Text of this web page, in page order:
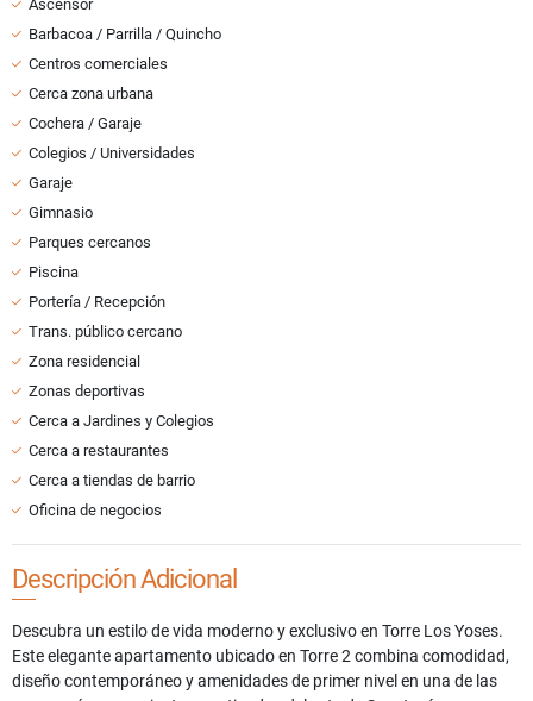
Ascensor
Barbacoa / Parrilla / Quincho
Centros comerciales
Cerca zona urbana
Cochera / Garaje
Colegios / Universidades
Garaje
Gimnasio
Parques cercanos
Piscina
Portería / Recepción
Trans. público cercano
Zona residencial
Zonas deportivas
Cerca a Jardines y Colegios
Cerca a restaurantes
Cerca a tiendas de barrio
Oficina de negocios
Descripción Adicional
Descubra un estilo de vida moderno y exclusivo en Torre Los Yoses.
Este elegante apartamento ubicado en Torre 2 combina comodidad,
diseño contemporáneo y amenidades de primer nivel en una de las